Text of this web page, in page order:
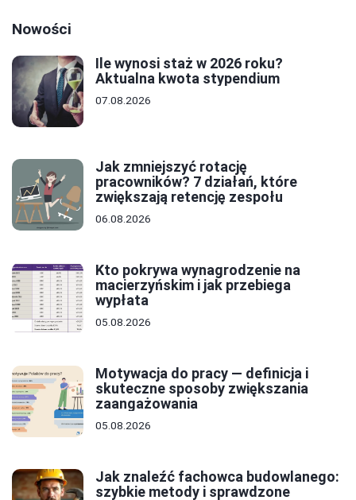
Nowości
Ile wynosi staż w 2026 roku?
Aktualna kwota stypendium
07.08.2026
Jak zmniejszyć rotację
pracowników? 7 działań, które
zwiększają retencję zespołu
06.08.2026
Kto pokrywa wynagrodzenie na
macierzyńskim i jak przebiega
wypłata
05.08.2026
Motywacja do pracy — definicja i
skuteczne sposoby zwiększania
zaangażowania
05.08.2026
Jak znaleźć fachowca budowlanego:
szybkie metody i sprawdzone